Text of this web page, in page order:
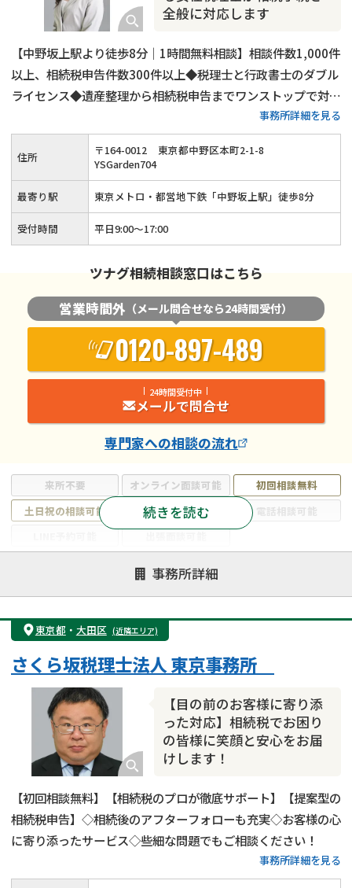
全般に対応します
【中野坂上駅より徒歩8分｜1時間無料相談】相談件数1,000件
以上、相続税申告件数300件以上◆税理士と行政書士のダブル
ライセンス◆遺産整理から相続税申告までワンストップで対応
可能◆20年以上の実務経験がある女性税理士が、お客様の気
持ちに寄り添って親切・丁寧に相続手続きを行います。
事務所詳細を見る
来所不要 オンライン面談可能
初回相談無料
土日祝の相談可能
19時以降電話可能
電話相談可能
遺言書作成・遺言執行
相続放棄
相続登記
遺産分割
遺留分侵害額請求
相続税申告
相続手続き
銀行手続き
成年後見・任意後見
贈与税
相続人調査
相続トラブル
続きを読む
住所 〒164-0012
東京都中野区本町2-1-8
YSGarden704
最寄り駅 東京メトロ・都営地下鉄「中野坂上駅」徒歩8分
受付時間 平日9:00〜17:00
ツナグ相続相談窓口はこちら
営業時間外 （メール問合せなら24時間受付）
0120-897-489
24時間受付中
メールで問合せ
専門家への相談の流れ
事務所詳細
東京都 ・ 大田区 (近隣エリア)
【目の前のお客様に寄り添
った対応】相続税でお困り
の皆様に笑顔と安心をお届
けします！
さくら坂税理士法人 東京事務所
【初回相談無料】【相続税のプロが徹底サポート】【提案型の
相続税申告】◇相続後のアフターフォローも充実◇お客様の心
に寄り添ったサービス◇些細な問題でもご相談ください！
事務所詳細を見る